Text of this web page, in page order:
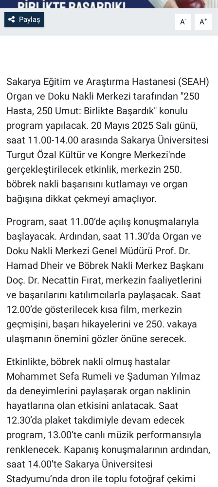
Paylaş A- A+
Sakarya Eğitim ve Araştırma Hastanesi (SEAH)
Organ ve Doku Nakli Merkezi tarafından "250
Hasta, 250 Umut: Birlikte Başardık" konulu
program yapılacak. 20 Mayıs 2025 Salı günü,
saat 11.00-14.00 arasında Sakarya Üniversitesi
Turgut Özal Kültür ve Kongre Merkezi'nde
gerçekleştirilecek etkinlik, merkezin 250.
böbrek nakli başarısını kutlamayı ve organ
bağışına dikkat çekmeyi amaçlıyor.
Program, saat 11.00’de açılış konuşmalarıyla
başlayacak. Ardından, saat 11.30’da Organ ve
Doku Nakli Merkezi Genel Müdürü Prof. Dr.
Hamad Dheir ve Böbrek Nakli Merkez Başkanı
Doç. Dr. Necattin Fırat, merkezin faaliyetlerini
ve başarılarını katılımcılarla paylaşacak. Saat
12.00’de gösterilecek kısa film, merkezin
geçmişini, başarı hikayelerini ve 250. vakaya
ulaşmanın önemini gözler önüne serecek.
Etkinlikte, böbrek nakli olmuş hastalar
Mohammet Sefa Rumeli ve Şaduman Yılmaz
da deneyimlerini paylaşarak organ naklinin
hayatlarına olan etkisini anlatacak. Saat
12.30’da plaket takdimiyle devam edecek
program, 13.00’te canlı müzik performansıyla
renklenecek. Kapanış konuşmalarının ardından,
saat 14.00’te Sakarya Üniversitesi
Stadyumu’nda dron ile toplu fotoğraf çekimi